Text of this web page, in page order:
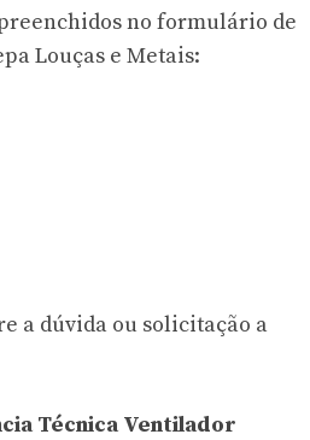
no formulário de
Louças e Metais:
a dúvida ou solicitação a
Técnica Ventilador